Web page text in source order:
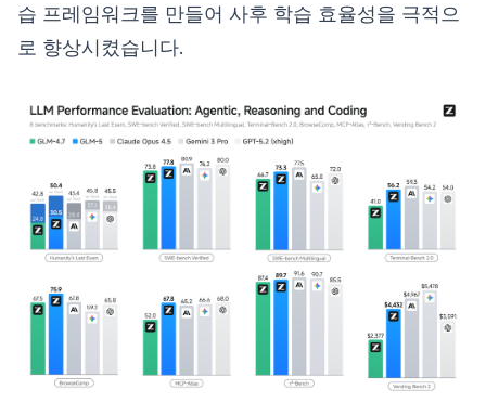
습 프레임워크를 만들어 사후 학습 효율성을 극적으
로 향상시켰습니다.